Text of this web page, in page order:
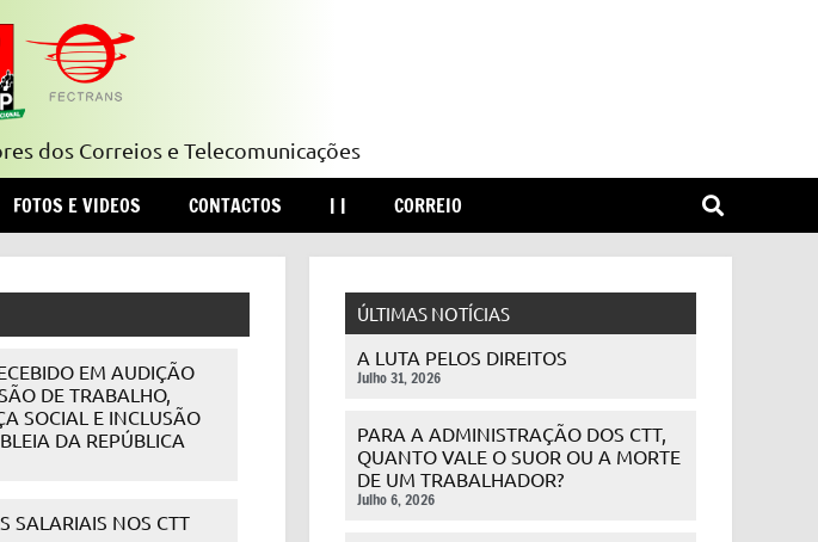
dos Correios e Telecomunicações
FOTOS E VIDEOS CONTACTOS | | CORREIO
EM AUDIÇÃO
DE TRABALHO,
SOCIAL E INCLUSÃO
DA REPÚBLICA
SALARIAIS NOS CTT
ÚLTIMAS NOTÍCIAS
A LUTA PELOS DIREITOS
Julho 31, 2026
PARA A ADMINISTRAÇÃO DOS CTT,
QUANTO VALE O SUOR OU A MORTE
DE UM TRABALHADOR?
Julho 6, 2026